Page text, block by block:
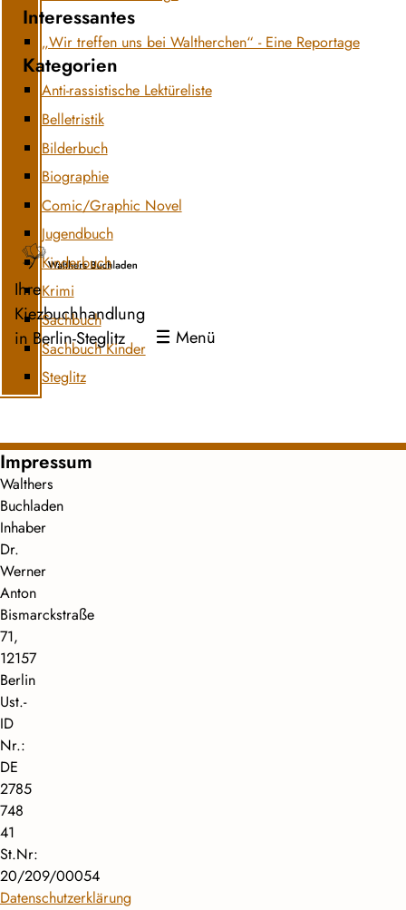
Ihre
Kiezbuchhandlung
in Berlin-Steglitz
Menü
Interessantes
„Wir treffen uns bei Waltherchen“ - Eine Reportage
Kategorien
Anti-rassistische Lektüreliste
Belletristik
Bilderbuch
Biographie
Comic/Graphic Novel
Jugendbuch
Kinderbuch
Krimi
Sachbuch
Sachbuch Kinder
Steglitz
Impressum
Walthers
Buchladen
Inhaber
Dr.
Werner
Anton
Bismarckstraße
71,
12157
Berlin
Ust.-
ID
Nr.:
DE
2785
748
41
St.Nr:
20/209/00054
Datenschutzerklärung